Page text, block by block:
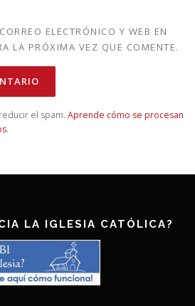
ELECTRÓNICO Y WEB EN
LA PRÓXIMA VEZ QUE COMENTE.
el spam. Aprende cómo se procesan
.
LA IGLESIA CATÓLICA?